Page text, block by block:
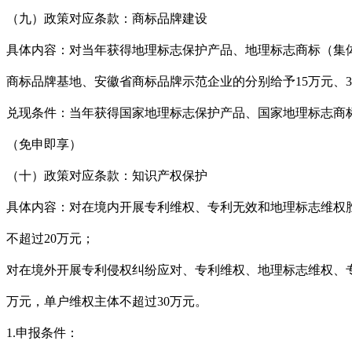
（九）政策对应条款：商标品牌建设
具体内容：对当年获得地理标志保护产品、地理标志商标（
商标品牌基地、安徽省商标品牌示范企业的分别给予15万元、
兑现条件：当年获得国家地理标志保护产品、国家地理标志
（免申即享）
（十）政策对应条款：知识产权保护
具体内容：对在境内开展专利维权、专利无效和地理标志维
不超过20万元；
对在境外开展专利侵权纠纷应对、专利维权、地理标志维权
万元，单户维权主体不超过30万元。
1.申报条件：